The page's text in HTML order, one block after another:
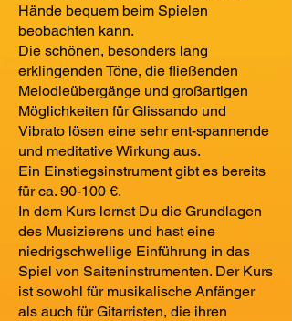
Hände bequem beim Spielen
beobachten kann.
Die schönen, besonders lang
erklingenden Töne, die fließenden
Melodieübergänge und großartigen
Möglichkeiten für Glissando und
Vibrato lösen eine sehr ent-spannende
und meditative Wirkung aus.
Ein Einstiegsinstrument gibt es bereits
für ca. 90-100 €.
In dem Kurs lernst Du die Grundlagen
des Musizierens und hast eine
niedrigschwellige Einführung in das
Spiel von Saiteninstrumenten. Der Kurs
ist sowohl für musikalische Anfänger
als auch für Gitarristen, die ihren